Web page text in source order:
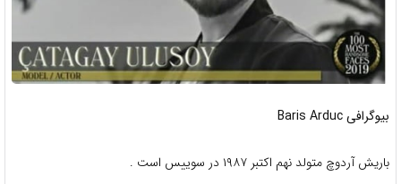
بیوگرافی Baris Arduc
باریش آردوچ متولد نهم اکتبر ۱۹۸۷ در سوییس است .